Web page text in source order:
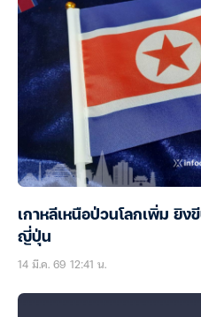
เกาหลีเหนือป่วนโลกเพิ่ม ยิ
ญี่ปุ่น
14 มี.ค. 69 12:41 น.